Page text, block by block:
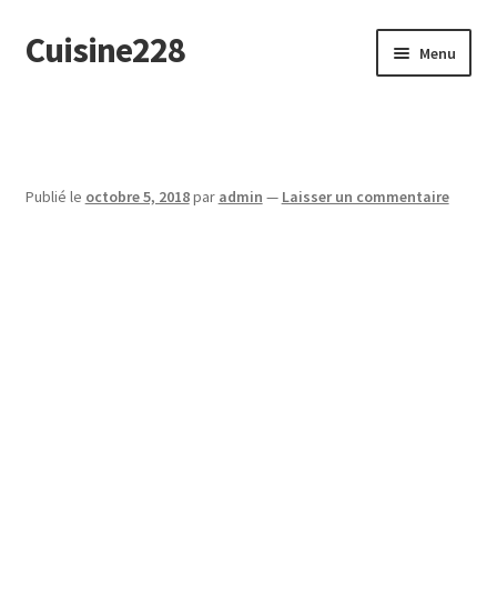
Aller
à
Aller
au
Cuisine228 Menu
Publié le octobre 5, 2018par admin — Laisser un commentaire